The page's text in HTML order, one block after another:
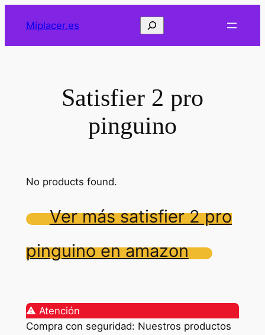
Miplacer.es Buscar
Satisfier 2 pro
pinguino
No products found.
Ver más satisfier 2 pro
pinguino en amazon
⚠️ Atención
Compra con seguridad: Nuestros productos